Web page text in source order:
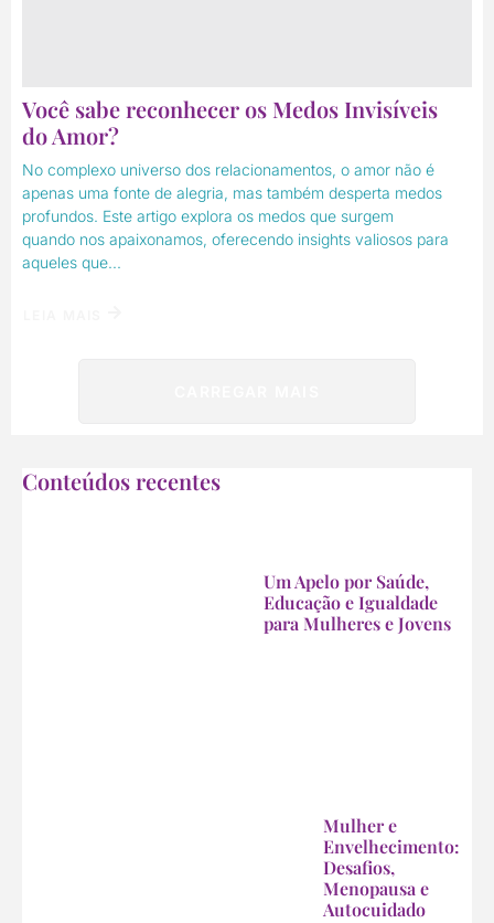
Você sabe reconhecer os Medos Invisíveis
do Amor?
No complexo universo dos relacionamentos, o amor não é
apenas uma fonte de alegria, mas também desperta medos
profundos. Este artigo explora os medos que surgem
quando nos apaixonamos, oferecendo insights valiosos para
aqueles que...
Conteúdos recentes
Um Apelo por Saúde,
Educação e Igualdade
para Mulheres e Jovens
Mulher e
Envelhecimento:
Desafios,
Menopausa e
Autocuidado